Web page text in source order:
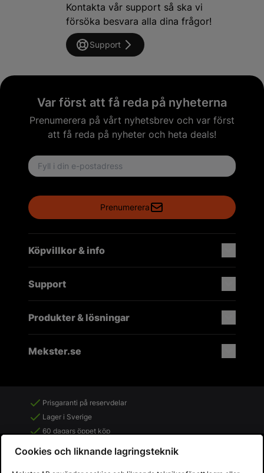
Kontakta vår support så ska vi
försöka besvara alla dina frågor!
Support
Var först att få reda på nyheterna
Prenumerera på vårt nyhetsbrev och var först
att få reda på nyheter och heta deals!
Email address
Prenumerera
Köpvillkor & info
Support
Produkter & lösningar
Mekster.se
Prisgaranti på reservdelar
Lager i Sverige
60 dagars öppet köp
Fria returer
Cookies och liknande lagringsteknik